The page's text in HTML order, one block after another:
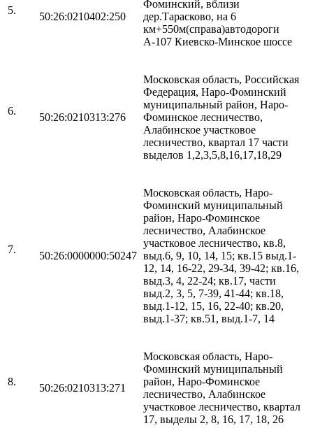
5.
50:26:0210402:250
Фоминский, вблизи
дер.Тарасково, на 6
км+550м(справа)автодороги
А-107 Киевско-Минское шоссе
6.
50:26:0210313:276
Московская область, Российская
Федерация, Наро-Фоминский
муниципальный район, Наро-
Фоминское лесничество,
Алабинское участковое
лесничество, квартал 17 части
выделов 1,2,3,5,8,16,17,18,29
7.
50:26:0000000:50247
Московская область, Наро-
Фоминский муниципальный
район, Наро-Фоминское
лесничество, Алабинское
участковое лесничество, кв.8,
выд.6, 9, 10, 14, 15; кв.15 выд.1-
12, 14, 16-22, 29-34, 39-42; кв.16,
выд.3, 4, 22-24; кв.17, части
выд.2, 3, 5, 7-39, 41-44; кв.18,
выд.1-12, 15, 16, 22-40; кв.20,
выд.1-37; кв.51, выд.1-7, 14
8.
50:26:0210313:271
Московская область, Наро-
Фоминский муниципальный
район, Наро-Фоминское
лесничество, Алабинское
участковое лесничество, квартал
17, выделы 2, 8, 16, 17, 18, 26